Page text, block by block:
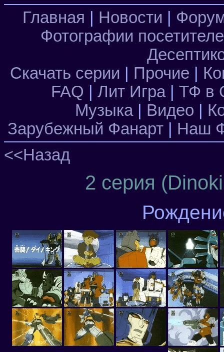
Главная Новости
Фотографии
Скачать серии
Прочие
FAQ
Лит Игра| ТФ в
Музыка| Видео
Зарубежный Фанарт
Наш
<<Назад
2 серия